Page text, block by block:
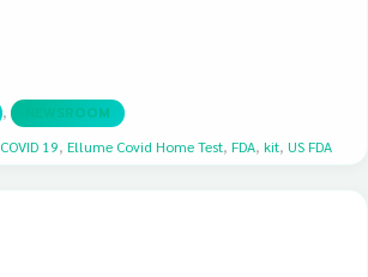
, NEWSROOM
COVID 19, Ellume Covid Home Test, FDA, kit, US FDA